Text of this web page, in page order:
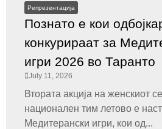
Репрезентација
Познато е кои
конкурираат за
игри 2026 во Таранто
July 11, 2026
Втората акција на женскиот
национален тим летово е
Медитерански игри, кои од...